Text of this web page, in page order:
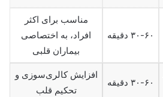
۳۰-۶۰ دقیقه
مناسب برای اکثر
افراد، به اختصاصی
بیماران قلبی
۳۰-۶۰ دقیقه
افزایش کالری‌سوزی و
تحکیم قلب